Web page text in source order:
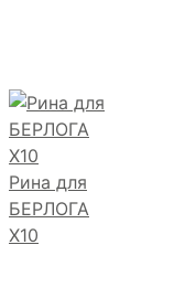
Рина для
БЕРЛОГА
Х10